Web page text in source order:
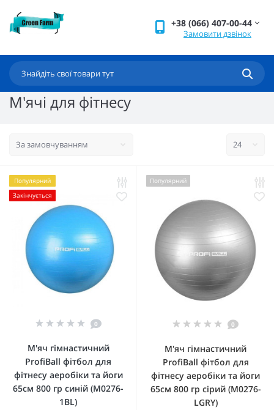
+38 (066) 407-00-44
Замовити дзвінок
М'ячі для фітнесу
Популярний
Закінчується
0
М'яч гімнастичний
ProfiBall фітбол для
фітнесу аеробіки та йоги
65см 800 гр синій (M0276-
1BL)
Популярний
0
М'яч гімнастичний
ProfiBall фітбол для
фітнесу аеробіки та йоги
65см 800 гр сірий (M0276-
LGRY)